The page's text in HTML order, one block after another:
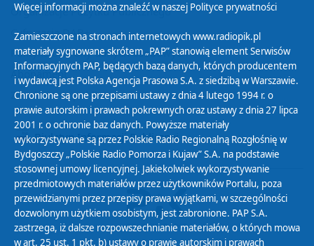
Organizacje Pożytku Publicznego
Cyfryzacja DAB+
Polityka ochrony danych osobowych
Abonament
Zamówienia publiczne
Biuletyn Informacji Publicznej
Więcej informacji można znaleźć w naszej Polityce prywatności
Zamieszczone na stronach internetowych www.radiopik.pl
materiały sygnowane skrótem „PAP” stanowią element Serwisów
Informacyjnych PAP, będących bazą danych, których producentem
i wydawcą jest Polska Agencja Prasowa S.A. z siedzibą w Warszawie.
Chronione są one przepisami ustawy z dnia 4 lutego 1994 r. o
prawie autorskim i prawach pokrewnych oraz ustawy z dnia 27 lipca
2001 r. o ochronie baz danych. Powyższe materiały
wykorzystywane są przez Polskie Radio Regionalną Rozgłośnię w
Bydgoszczy „Polskie Radio Pomorza i Kujaw” S.A. na podstawie
stosownej umowy licencyjnej. Jakiekolwiek wykorzystywanie
przedmiotowych materiałów przez użytkowników Portalu, poza
przewidzianymi przez przepisy prawa wyjątkami, w szczególności
dozwolonym użytkiem osobistym, jest zabronione. PAP S.A.
zastrzega, iż dalsze rozpowszechnianie materiałów, o których mowa
w art. 25 ust. 1 pkt. b) ustawy o prawie autorskim i prawach